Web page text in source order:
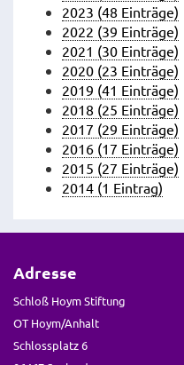
2023 (48 Einträge)
2022 (39 Einträge)
2021 (30 Einträge)
2020 (23 Einträge)
2019 (41 Einträge)
2018 (25 Einträge)
2017 (29 Einträge)
2016 (17 Einträge)
2015 (27 Einträge)
2014 (1 Eintrag)
Adresse
Schloß Hoym Stiftung
OT Hoym/Anhalt
Schlossplatz 6